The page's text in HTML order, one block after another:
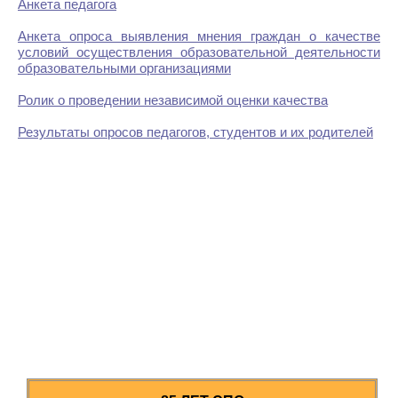
Анкета педагога
Анкета опроса выявления мнения граждан о качестве
условий осуществления образовательной деятельности
образовательными организациями
Ролик о проведении независимой оценки качества
Результаты опросов педагогов, студентов и их родителей